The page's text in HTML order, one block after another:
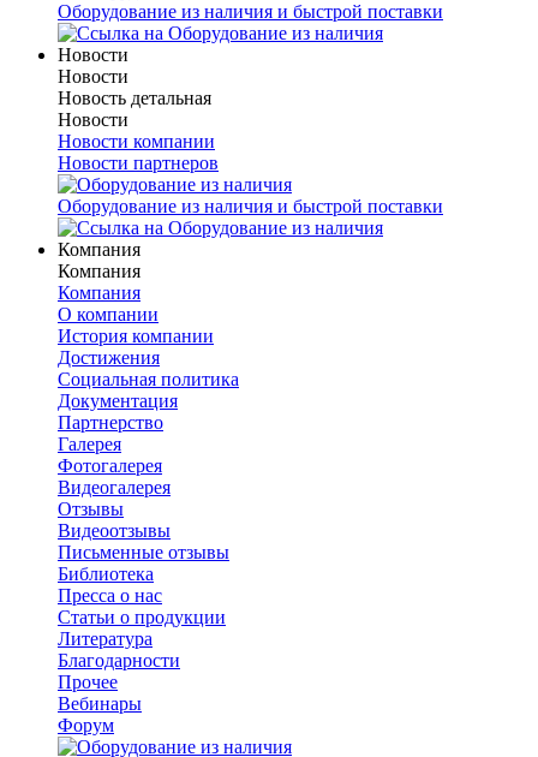
Оборудование из наличия и быстрой поставки
Новости
Новости
Новость детальная
Новости
Новости компании
Новости партнеров
Оборудование из наличия и быстрой поставки
Компания
Компания
Компания
О компании
История компании
Достижения
Социальная политика
Документация
Партнерство
Галерея
Фотогалерея
Видеогалерея
Отзывы
Видеоотзывы
Письменные отзывы
Библиотека
Пресса о нас
Статьи о продукции
Литература
Благодарности
Прочее
Вебинары
Форум